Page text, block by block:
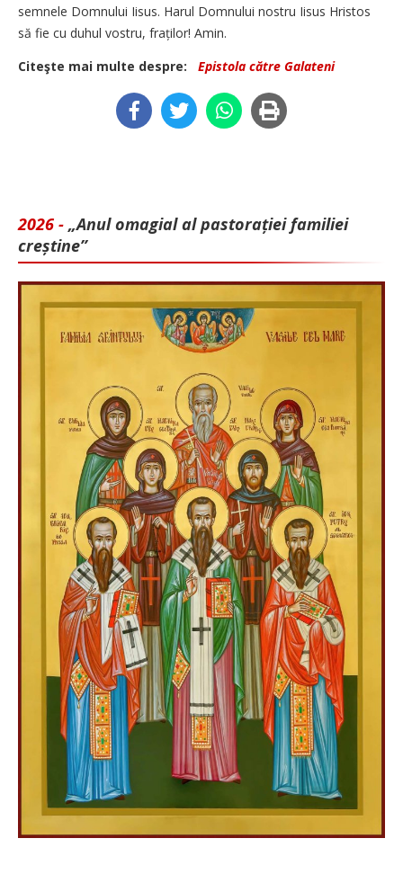
semnele Domnului Iisus. Harul Domnului nostru Iisus Hristos
să fie cu duhul vostru, fraților! Amin.
Citeşte mai multe despre:
Epistola către Galateni
2026 - „Anul omagial al pastorației familiei
creștine”